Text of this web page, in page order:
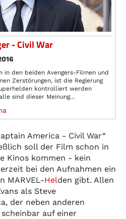
- Civil War
in den beiden Avengers-Filmen und
Zerstörungen, ist die Regierung
kontrolliert werden
sind dieser Meinung...
America - Civil War“
soll der Film schon in
Kinos kommen - kein
bei den Aufnahmen ein
MARVEL-Helden gibt. Allen
als Steve
der neben anderen
auf einer